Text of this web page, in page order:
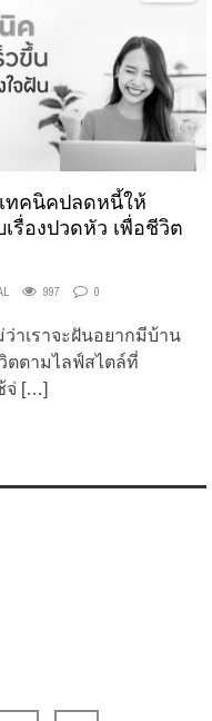
ทคนิคปลดหนี้ให้
รื่องปวดหัว เพื่อชีวิต
997 0
าเราจะฝันอยากมีบ้าน
ตตามไลฟ์สไตล์ที่
จ่ […]